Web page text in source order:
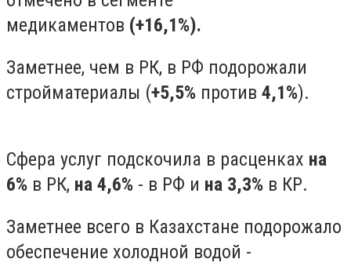
медикаментов (+16,1%).
Заметнее, чем в РК, в РФ подорожали
стройматериалы (+5,5% против 4,1%).
Сфера услуг подскочила в расценках на
6% в РК, на 4,6% - в РФ и на 3,3% в КР.
Заметнее всего в Казахстане подорожало
обеспечение холодной водой -